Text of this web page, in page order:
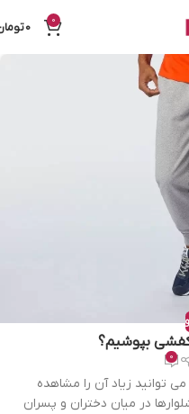
0
0
بپوشیم؟
0
توانید زیاد آن را مشاهده
در میان دختران و پسران